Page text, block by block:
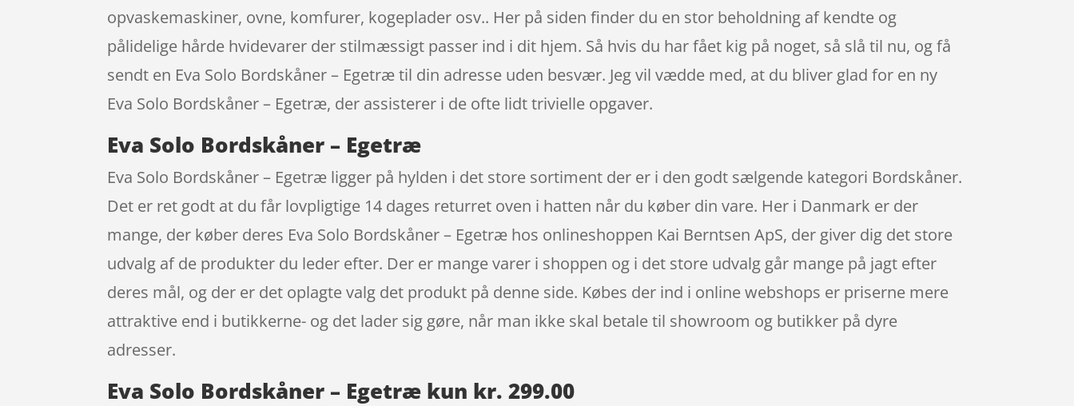
opvaskemaskiner, ovne, komfurer, kogeplader osv.. Her på siden finder du en stor beholdning af kendte og
pålidelige hårde hvidevarer der stilmæssigt passer ind i dit hjem. Så hvis du har fået kig på noget, så slå til nu, og få
sendt en Eva Solo Bordskåner – Egetræ til din adresse uden besvær. Jeg vil vædde med, at du bliver glad for en ny
Eva Solo Bordskåner – Egetræ, der assisterer i de ofte lidt trivielle opgaver.
Eva Solo Bordskåner – Egetræ
Eva Solo Bordskåner – Egetræ ligger på hylden i det store sortiment der er i den godt sælgende kategori Bordskåner.
Det er ret godt at du får lovpligtige 14 dages returret oven i hatten når du køber din vare. Her i Danmark er der
mange, der køber deres Eva Solo Bordskåner – Egetræ hos onlineshoppen Kai Berntsen ApS, der giver dig det store
udvalg af de produkter du leder efter. Der er mange varer i shoppen og i det store udvalg går mange på jagt efter
deres mål, og der er det oplagte valg det produkt på denne side. Købes der ind i online webshops er priserne mere
attraktive end i butikkerne- og det lader sig gøre, når man ikke skal betale til showroom og butikker på dyre
adresser.
Eva Solo Bordskåner – Egetræ kun kr. 299.00